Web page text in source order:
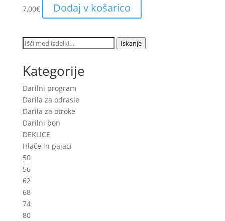
7,00€ Dodaj v košarico
Išči: Iskanje
Kategorije
Darilni program
Darila za odrasle
Darila za otroke
Darilni bon
DEKLICE
Hlače in pajaci
50
56
62
68
74
80